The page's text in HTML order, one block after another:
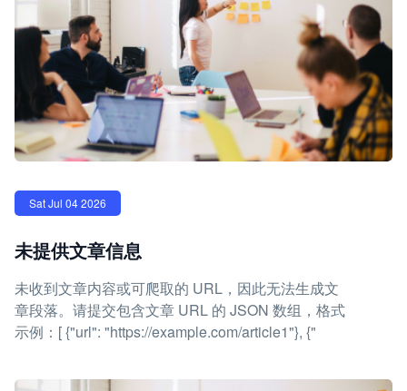
Sat Jul 04 2026
未提供文章信息
未收到文章内容或可爬取的 URL，因此无法生成文
章段落。请提交包含文章 URL 的 JSON 数组，格式
示例：[ {"url": "https://example.com/article1"}, {"